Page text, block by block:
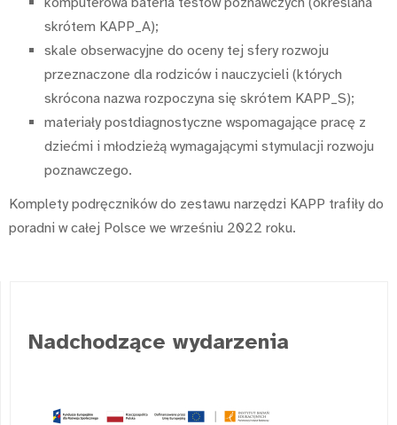
skrótem KAPP_A);
skale obserwacyjne do oceny tej sfery rozwoju
przeznaczone dla rodziców i nauczycieli (których
skrócona nazwa rozpoczyna się skrótem KAPP_S);
materiały postdiagnostyczne wspomagające pracę z
dziećmi i młodzieżą wymagającymi stymulacji rozwoju
poznawczego.
Komplety podręczników do zestawu narzędzi KAPP trafiły do
poradni w całej Polsce we wrześniu 2022 roku.
Nadchodzące wydarzenia